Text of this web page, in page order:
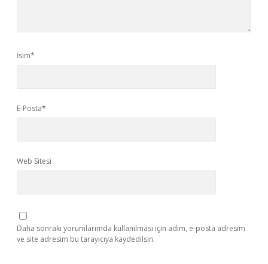
İsim*
E-Posta*
Web Sitesi
Daha sonraki yorumlarımda kullanılması için adım, e-posta adresim
ve site adresim bu tarayıcıya kaydedilsin.